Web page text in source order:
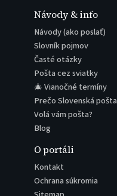
Návody & info
Návody (ako poslať)
Slovník pojmov
Časté otázky
Pošta cez sviatky
🎄 Vianočné termíny
Prečo Slovenská pošta
Volá vám pošta?
Blog
O portáli
Kontakt
Ochrana súkromia